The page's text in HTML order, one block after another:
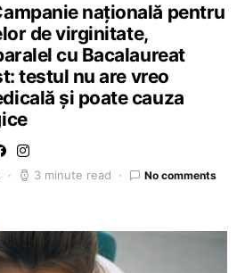
națională pentru
de virginitate,
cu Bacalaureat
testul nu are vreo
și poate cauza
3 minute read No comments